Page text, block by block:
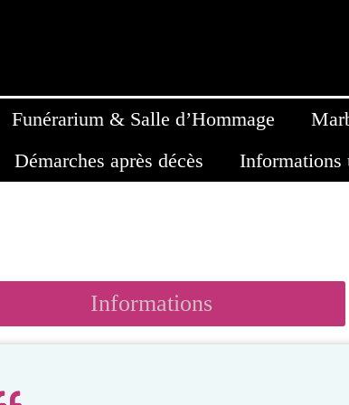
Funérarium & Salle d’Hommage
Démarches après décès
Informations
Informations